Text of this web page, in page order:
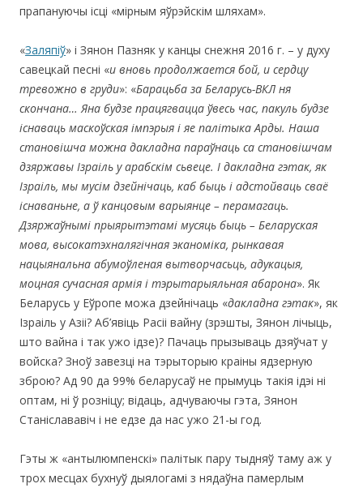
прапануючы ісці «мірным яўрэйскім шляхам».
«Заляпіў» і Зянон Пазняк у канцы снежня 2016 г. – у духу
савецкай песні «и вновь продолжается бой, и сердцу
тревожно в груди»: «Барацьба за Беларусь-ВКЛ ня
скончана… Яна будзе працягвацца ўвесь час, пакуль будзе
існаваць маскоўская імпэрыя і яе палітыка Арды. Наша
становішча можна дакладна параўнаць са становішчам
дзяржавы Ізраіль у арабскім сьвеце. І дакладна гэтак, як
Ізраіль, мы мусім дзейнічаць, каб быць і адстойваць сваё
існаваньне, а ў канцовым варыянце – перамагаць.
Дзяржаўнымі прыярытэтамі мусяць быць – Беларуская
мова, высокатэхналягічная эканоміка, рынкавая
нацыянальна абумоўленая вытворчасьць, адукацыя,
моцная сучасная армія і тэрытарыяльная абарона». Як
Беларусь у Еўропе можа дзейнічаць «дакладна гэтак», як
Ізраіль у Азіі? Аб’явіць Расіі вайну (зрэшты, Зянон лічыць,
што вайна і так ужо ідзе)? Пачаць прызываць дзяўчат у
войска? Зноў завезці на тэрыторыю краіны ядзерную
зброю? Ад 90 да 99% беларусаў не прымуць такія ідэі ні
оптам, ні ў розніцу; відаць, адчуваючы гэта, Зянон
Станіслававіч і не едзе да нас ужо 21-ы год.
Гэты ж «антылюмпенскі» палітык пару тыдняў таму аж у
трох месцах бухнуў дыялогамі з нядаўна памерлым